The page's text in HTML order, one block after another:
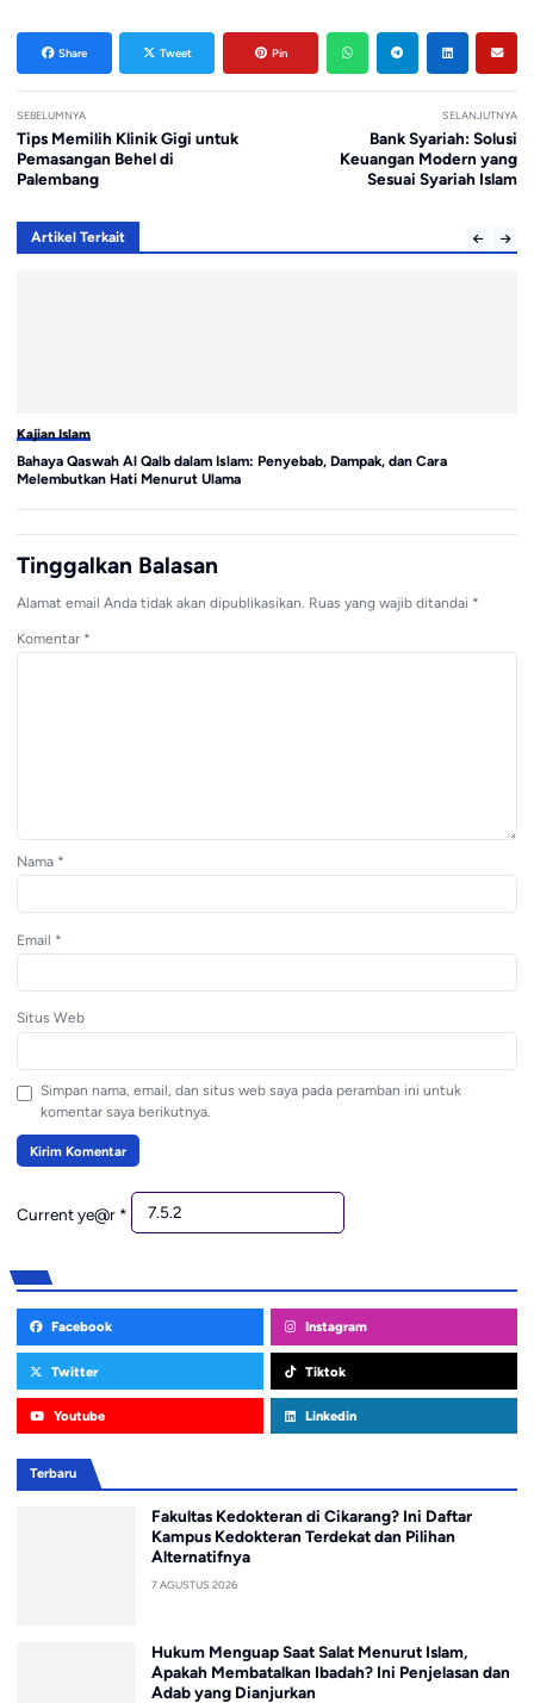
Share Tweet Pin
SEBELUMNYA
Tips Memilih Klinik Gigi untuk
Pemasangan Behel di
Palembang
SELANJUTNYA
Bank Syariah: Solusi
Keuangan Modern yang
Sesuai Syariah Islam
Artikel Terkait
Kajian Islam
Bahaya Qaswah Al Qalb dalam Islam: Penyebab, Dampak, dan Cara
Melembutkan Hati Menurut Ulama
Tinggalkan Balasan
Alamat email Anda tidak akan dipublikasikan. Ruas yang wajib ditandai *
Komentar *
Nama *
Email *
Situs Web
Simpan nama, email, dan situs web saya pada peramban ini untuk
komentar saya berikutnya.
Current ye@r *
Facebook Instagram
Twitter Tiktok
Youtube Linkedin
Terbaru
Fakultas Kedokteran di Cikarang? Ini Daftar
Kampus Kedokteran Terdekat dan Pilihan
Alternatifnya
7 AGUSTUS 2026
Hukum Menguap Saat Salat Menurut Islam,
Apakah Membatalkan Ibadah? Ini Penjelasan dan
Adab yang Dianjurkan